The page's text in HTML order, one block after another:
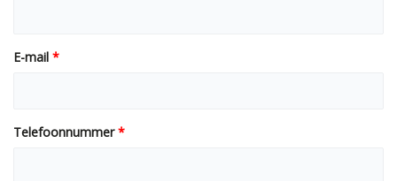
E-mail *
Telefoonnummer*